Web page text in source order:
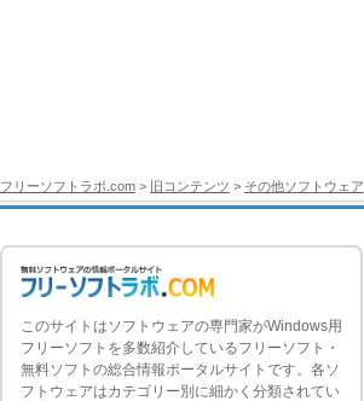
フリーソフトラボ.com > 旧コンテンツ > その他ソフトウェア
このサイトはソフトウェアの専門家がWindows用
フリーソフトを多数紹介しているフリーソフト・
無料ソフトの総合情報ポータルサイトです。各ソ
フトウェアはカテゴリー別に細かく分類されてい